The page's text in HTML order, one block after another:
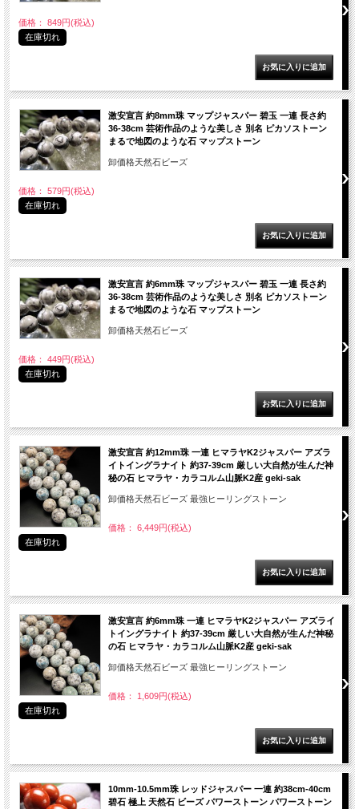
価格： 849円(税込)
在庫切れ
激安宣言 約8mm珠 マップジャスパー 碧玉 一連 長さ約
36-38cm 芸術作品のような美しさ 別名 ピカソストーン
まるで地図のような石 マップストーン
卸価格天然石ビーズ
価格： 579円(税込)
在庫切れ
激安宣言 約6mm珠 マップジャスパー 碧玉 一連 長さ約
36-38cm 芸術作品のような美しさ 別名 ピカソストーン
まるで地図のような石 マップストーン
卸価格天然石ビーズ
価格： 449円(税込)
在庫切れ
激安宣言 約12mm珠 一連 ヒマラヤK2ジャスパー アズラ
イトイングラナイト 約37-39cm 厳しい大自然が生んだ神
秘の石 ヒマラヤ・カラコルム山脈K2産 geki-sak
卸価格天然石ビーズ 最強ヒーリングストーン
価格： 6,449円(税込)
在庫切れ
激安宣言 約6mm珠 一連 ヒマラヤK2ジャスパー アズライ
トイングラナイト 約37-39cm 厳しい大自然が生んだ神秘
の石 ヒマラヤ・カラコルム山脈K2産 geki-sak
卸価格天然石ビーズ 最強ヒーリングストーン
価格： 1,609円(税込)
在庫切れ
10mm-10.5mm珠 レッドジャスパー 一連 約38cm-40cm
碧石 極上 天然石 ビーズ パワーストーン パワーストーン